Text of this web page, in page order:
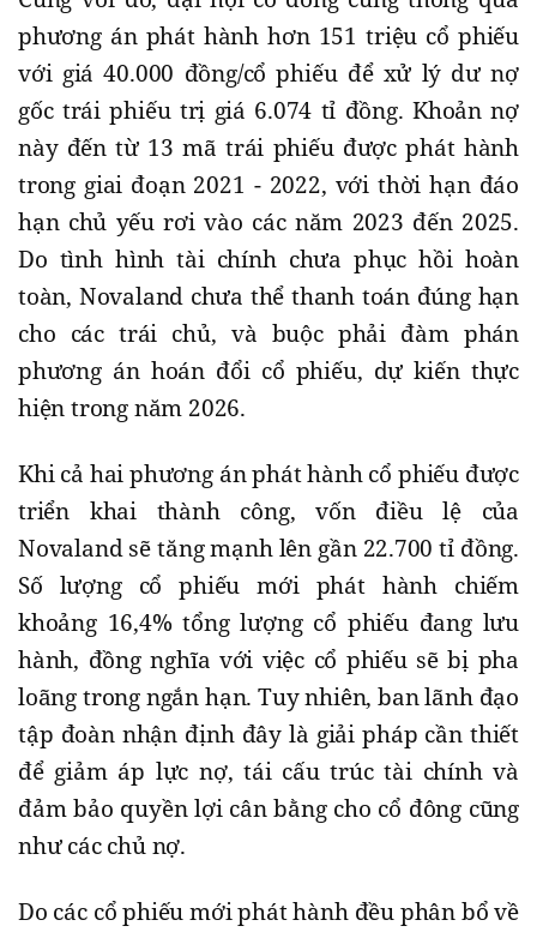
phương án phát hành hơn 151 triệu cổ phiếu
với giá 40.000 đồng/cổ phiếu để xử lý dư nợ
gốc trái phiếu trị giá 6.074 tỉ đồng. Khoản nợ
này đến từ 13 mã trái phiếu được phát hành
trong giai đoạn 2021 - 2022, với thời hạn đáo
hạn chủ yếu rơi vào các năm 2023 đến 2025.
Do tình hình tài chính chưa phục hồi hoàn
toàn, Novaland chưa thể thanh toán đúng hạn
cho các trái chủ, và buộc phải đàm phán
phương án hoán đổi cổ phiếu, dự kiến thực
hiện trong năm 2026.
Khi cả hai phương án phát hành cổ phiếu được
triển khai thành công, vốn điều lệ của
Novaland sẽ tăng mạnh lên gần 22.700 tỉ đồng.
Số lượng cổ phiếu mới phát hành chiếm
khoảng 16,4% tổng lượng cổ phiếu đang lưu
hành, đồng nghĩa với việc cổ phiếu sẽ bị pha
loãng trong ngắn hạn. Tuy nhiên, ban lãnh đạo
tập đoàn nhận định đây là giải pháp cần thiết
để giảm áp lực nợ, tái cấu trúc tài chính và
đảm bảo quyền lợi cân bằng cho cổ đông cũng
như các chủ nợ.
Do các cổ phiếu mới phát hành đều phân bổ về